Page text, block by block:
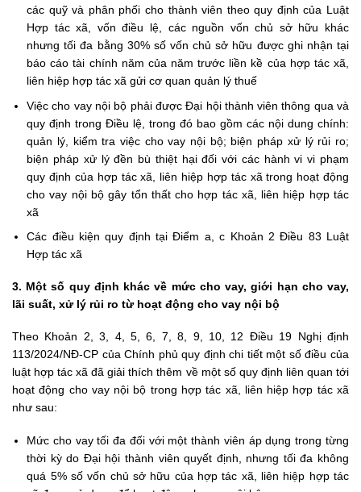
các quỹ và phân phối cho thành viên theo quy định của Luật
Hợp tác xã,
vốn điều lệ, các nguồn vốn chủ sở hữu khác
nhưng tối đa bằng 30% số vốn chủ sở hữu được ghi nhận tại
báo cáo tài chính năm của năm trước liền kề của hợp tác xã,
liên hiệp hợp tác xã gửi cơ quan quản lý thuế
Việc cho vay nội bộ phải được Đại hội thành viên thông qua và
quy định trong Điều lệ, trong đó bao gồm các nội dung chính:
quản lý, kiểm tra việc cho vay nội bộ; biện pháp xử lý rủi ro;
biện pháp xử lý đền bù thiệt hại đối với các hành vi vi phạm
quy định của hợp tác xã, liên hiệp hợp tác xã trong hoạt động
cho vay nội bộ gây tổn thất cho hợp tác xã, liên hiệp hợp tác
xã
Các điều kiện quy định tại Điểm a, c Khoản 2 Điều 83 Luật
Hợp tác xã
3. Một số quy định khác về mức cho vay, giới hạn cho vay,
lãi suất, xử lý rủi ro từ hoạt động cho vay nội bộ
Theo Khoản 2, 3, 4, 5, 6, 7, 8, 9, 10, 12 Điều 19 Nghị định
113/2024/NĐ-CP của Chính phủ quy định chi tiết một số điều của
luật hợp tác xã đã giải thích thêm về một số quy định liên quan tới
hoạt động cho vay nội bộ trong hợp tác xã, liên hiệp hợp tác xã
như sau:
Mức cho vay tối đa đối với một thành viên áp dụng trong từng
thời kỳ do Đại hội thành viên quyết định, nhưng tối đa không
quá 5% số vốn chủ sở hữu của hợp tác xã, liên hiệp hợp tác